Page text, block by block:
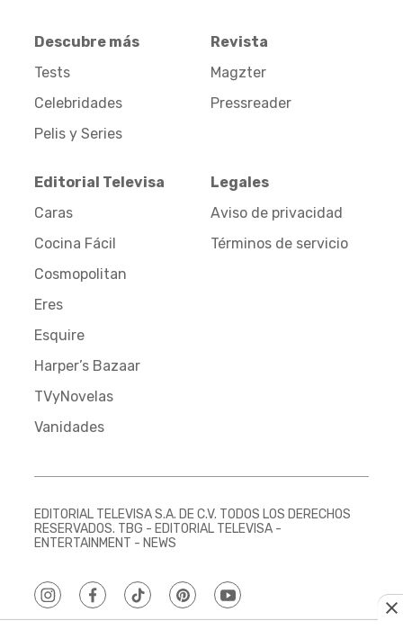
Descubre más
Tests
Celebridades
Pelis y Series
Revista
Magzter
Pressreader
Editorial Televisa
Caras
Cocina Fácil
Cosmopolitan
Eres
Esquire
Harper’s Bazaar
TVyNovelas
Vanidades
Legales
Aviso de privacidad
Términos de servicio
EDITORIAL TELEVISA S.A. DE C.V. TODOS LOS DERECHOS
RESERVADOS. TBG - EDITORIAL TELEVISA -
ENTERTAINMENT - NEWS
instagramfacebooktiktokpinterestyoutube